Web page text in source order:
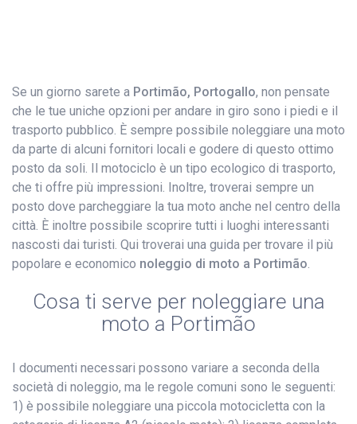
Se un giorno sarete a Portimão, Portogallo, non pensate
che le tue uniche opzioni per andare in giro sono i piedi e il
trasporto pubblico. È sempre possibile noleggiare una moto
da parte di alcuni fornitori locali e godere di questo ottimo
posto da soli. Il motociclo è un tipo ecologico di trasporto,
che ti offre più impressioni. Inoltre, troverai sempre un
posto dove parcheggiare la tua moto anche nel centro della
città. È inoltre possibile scoprire tutti i luoghi interessanti
nascosti dai turisti. Qui troverai una guida per trovare il più
popolare e economico noleggio di moto a Portimão.
Cosa ti serve per noleggiare una
moto a Portimão
I documenti necessari possono variare a seconda della
società di noleggio, ma le regole comuni sono le seguenti:
1) è possibile noleggiare una piccola motocicletta con la